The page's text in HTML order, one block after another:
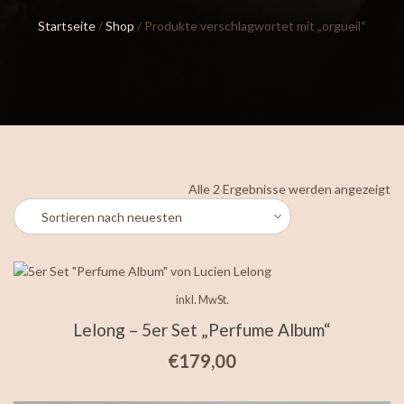
Startseite /Shop / Produkte verschlagwortet mit „orgueil“
Alle 2 Ergebnisse werden angezeigt
inkl. MwSt.
Lelong – 5er Set „Perfume Album“
€179,00